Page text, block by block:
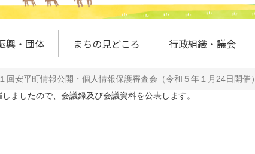
興・団体 まちの見どころ 行政組織・議会
回安平町情報公開・個人情報保護審査会（令和５年１月24日開催）
ましたので、会議録及び会議資料を公表します。